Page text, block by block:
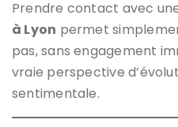
Prendre contact avec
à Lyon permet
pas, sans engagement
vraie perspective
sentimentale.